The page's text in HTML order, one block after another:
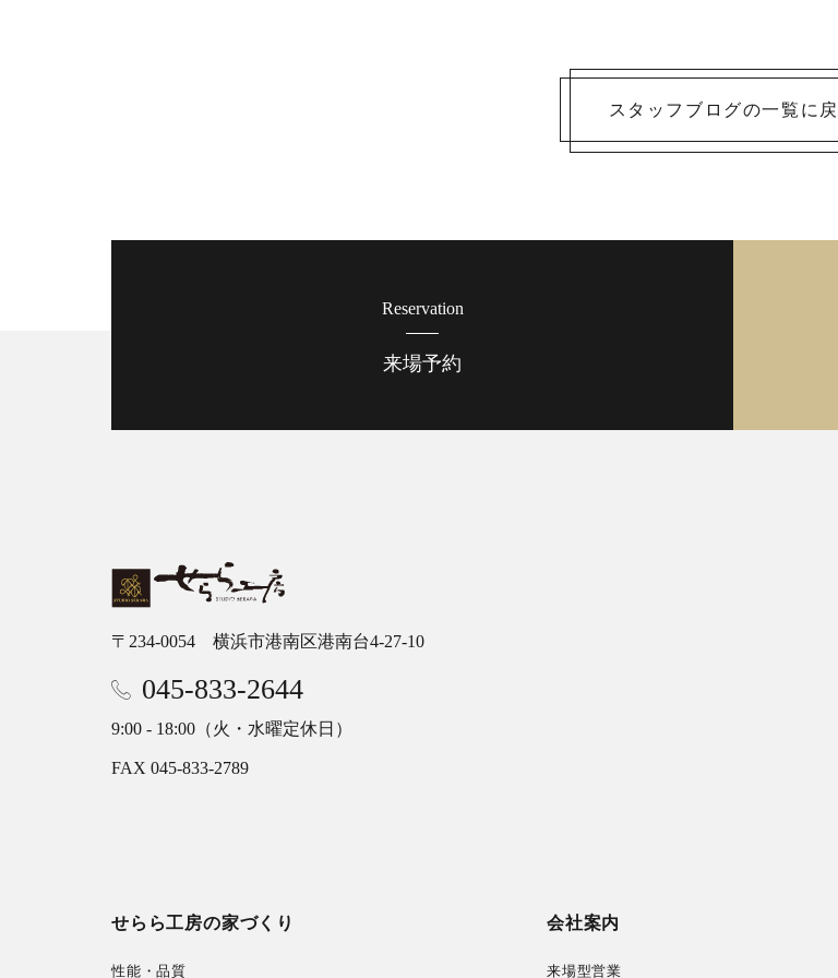
スタッフブログの一覧に
Reservation
来場予約
〒234-0054 横浜市港南区港南台4-27-10
045-833-2644
9:00 - 18:00（火・水曜定休日）
FAX 045-833-2789
せらら工房の家づくり
性能・品質
会社案内
来場型営業